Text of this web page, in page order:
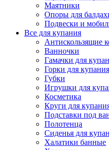
Маятники
Опоры для
Подвески и
Все для купания
Антискользящие
Ванночки
Гамачки для
Горки для купания
Губки
Игрушки для
Косметика
Круги для
Подставки под
Полотенца
Сиденья для
Халатики банные